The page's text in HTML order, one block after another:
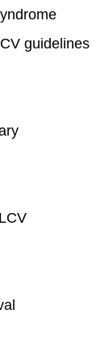
guidelines
removal